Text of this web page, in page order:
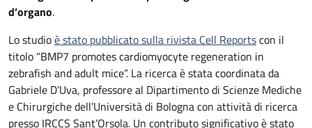
d’organo.
Lo studioè stato pubblicato sulla rivista Cell Reportscon il
titolo “BMP7 promotes cardiomyocyte regeneration in
zebrafish and adult mice”. La ricerca è stata coordinata da
Gabriele D’Uva, professore al Dipartimento di Scienze Mediche
e Chirurgiche dell’Università di Bologna con attività di ricerca
presso IRCCS Sant’Orsola. Un contributo significativo è stato